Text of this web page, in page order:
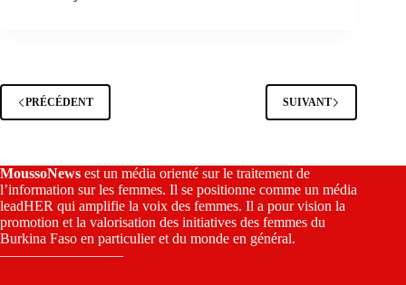
PRÉCÉDENT SUIVANT
MoussoNews est un média orienté sur le traitement de
l’information sur les femmes. Il se positionne comme un média
leadHER qui amplifie la voix des femmes. Il a pour vision la
promotion et la valorisation des initiatives des femmes du
Burkina Faso en particulier et du monde en général.
————————–